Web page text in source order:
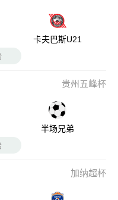
卡夫巴斯U21
贵州五峰杯
半场兄弟
加纳超杯